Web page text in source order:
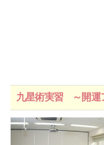
九星術実習 ～開運